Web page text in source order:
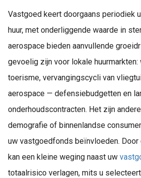
Vastgoed keert doorgaans periodiek
huur, met onderliggende waarde in
aerospace bieden aanvullende
gevoelig zijn voor lokale huurmarkten:
toerisme, vervangingscycli van
aerospace — defensiebudgetten en
onderhoudscontracten. Het zijn
demografie of binnenlandse
uw vastgoedfonds beïnvloeden.
kan een kleine weging naast uw
totaalrisico verlagen, mits u